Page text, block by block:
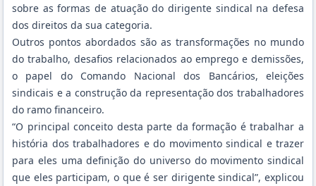
sobre as formas de atuação do dirigente sindical na defesa
dos direitos da sua categoria.
Outros pontos abordados são as transformações no mundo
do trabalho, desafios relacionados ao emprego e demissões,
o papel do Comando Nacional dos Bancários, eleições
sindicais e a construção da representação dos trabalhadores
do ramo financeiro.
“O principal conceito desta parte da formação é trabalhar a
história dos trabalhadores e do movimento sindical e trazer
para eles uma definição do universo do movimento sindical
que eles participam, o que é ser dirigente sindical”, explicou